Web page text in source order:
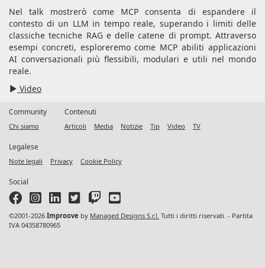
Nel talk mostrerò come MCP consenta di espandere il
contesto di un LLM in tempo reale, superando i limiti delle
classiche tecniche RAG e delle catene di prompt. Attraverso
esempi concreti, esploreremo come MCP abiliti applicazioni
AI conversazionali più flessibili, modulari e utili nel mondo
reale.
Video
Community
Chi siamo
Contenuti
Articoli Media Notizie Tip Video TV
Legalese
Note legali Privacy Cookie Policy
Social
©2001-2026 Improove by Managed Designs S.r.l. Tutti i diritti riservati. - Partita
IVA 04358780965